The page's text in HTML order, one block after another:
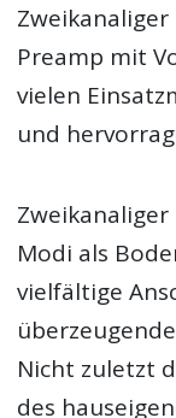
Preamp mit
vielen
und
Modi als
vielfältige
Nicht zuletzt
des